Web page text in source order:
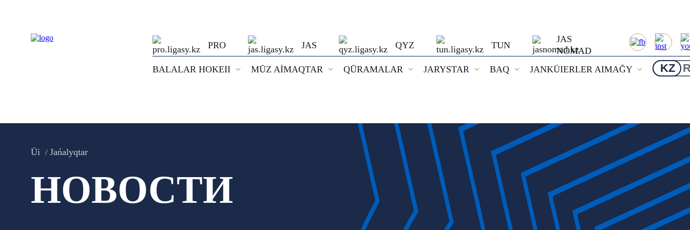
PRO JAS QYZ TUN
JAS
NOMAD
BALALAR HOKEII
MŪZ AİMAQTAR QŪRAMALAR JARYSTAR BAQ JANKÜIERLER AIMAĞY KZ
Üi Jańalyqtar
НОВОСТИ